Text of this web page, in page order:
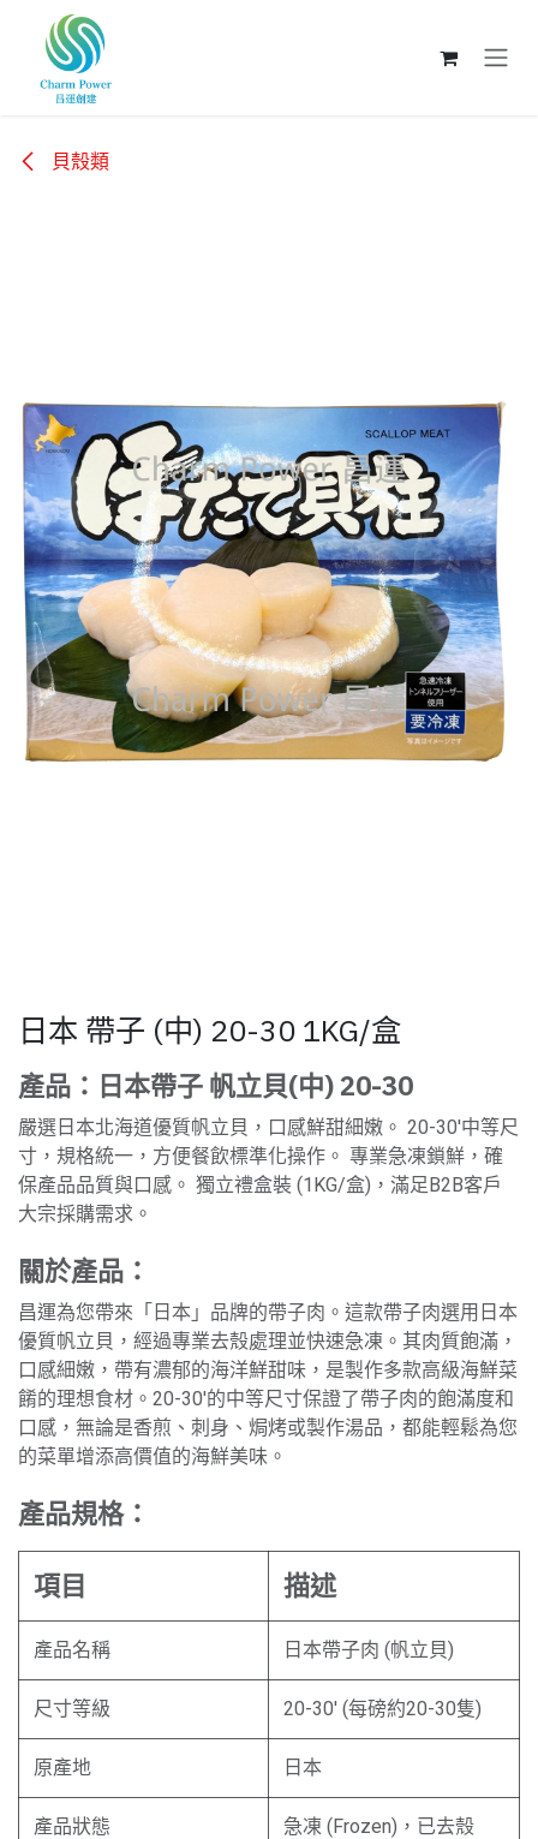
跳至內容
貝殼類
日本 帶子 (中) 20-30 1KG/盒
產品：日本帶子 帆立貝(中) 20-30
嚴選日本北海道優質帆立貝，口感鮮甜細嫩。 20-30'中等尺
寸，規格統一，方便餐飲標準化操作。 專業急凍鎖鮮，確
保產品品質與口感。 獨立禮盒裝 (1KG/盒)，滿足B2B客戶
大宗採購需求。
關於產品：
昌運為您帶來「日本」品牌的帶子肉。這款帶子肉選用日本
優質帆立貝，經過專業去殼處理並快速急凍。其肉質飽滿，
口感細嫩，帶有濃郁的海洋鮮甜味，是製作多款高級海鮮菜
餚的理想食材。20-30'的中等尺寸保證了帶子肉的飽滿度和
口感，無論是香煎、刺身、焗烤或製作湯品，都能輕鬆為您
的菜單增添高價值的海鮮美味。
產品規格：
項目 描述
產品名稱 日本帶子肉 (帆立貝)
尺寸等級 20-30' (每磅約20-30隻)
原產地 日本
產品狀態 急凍 (Frozen)，已去殼